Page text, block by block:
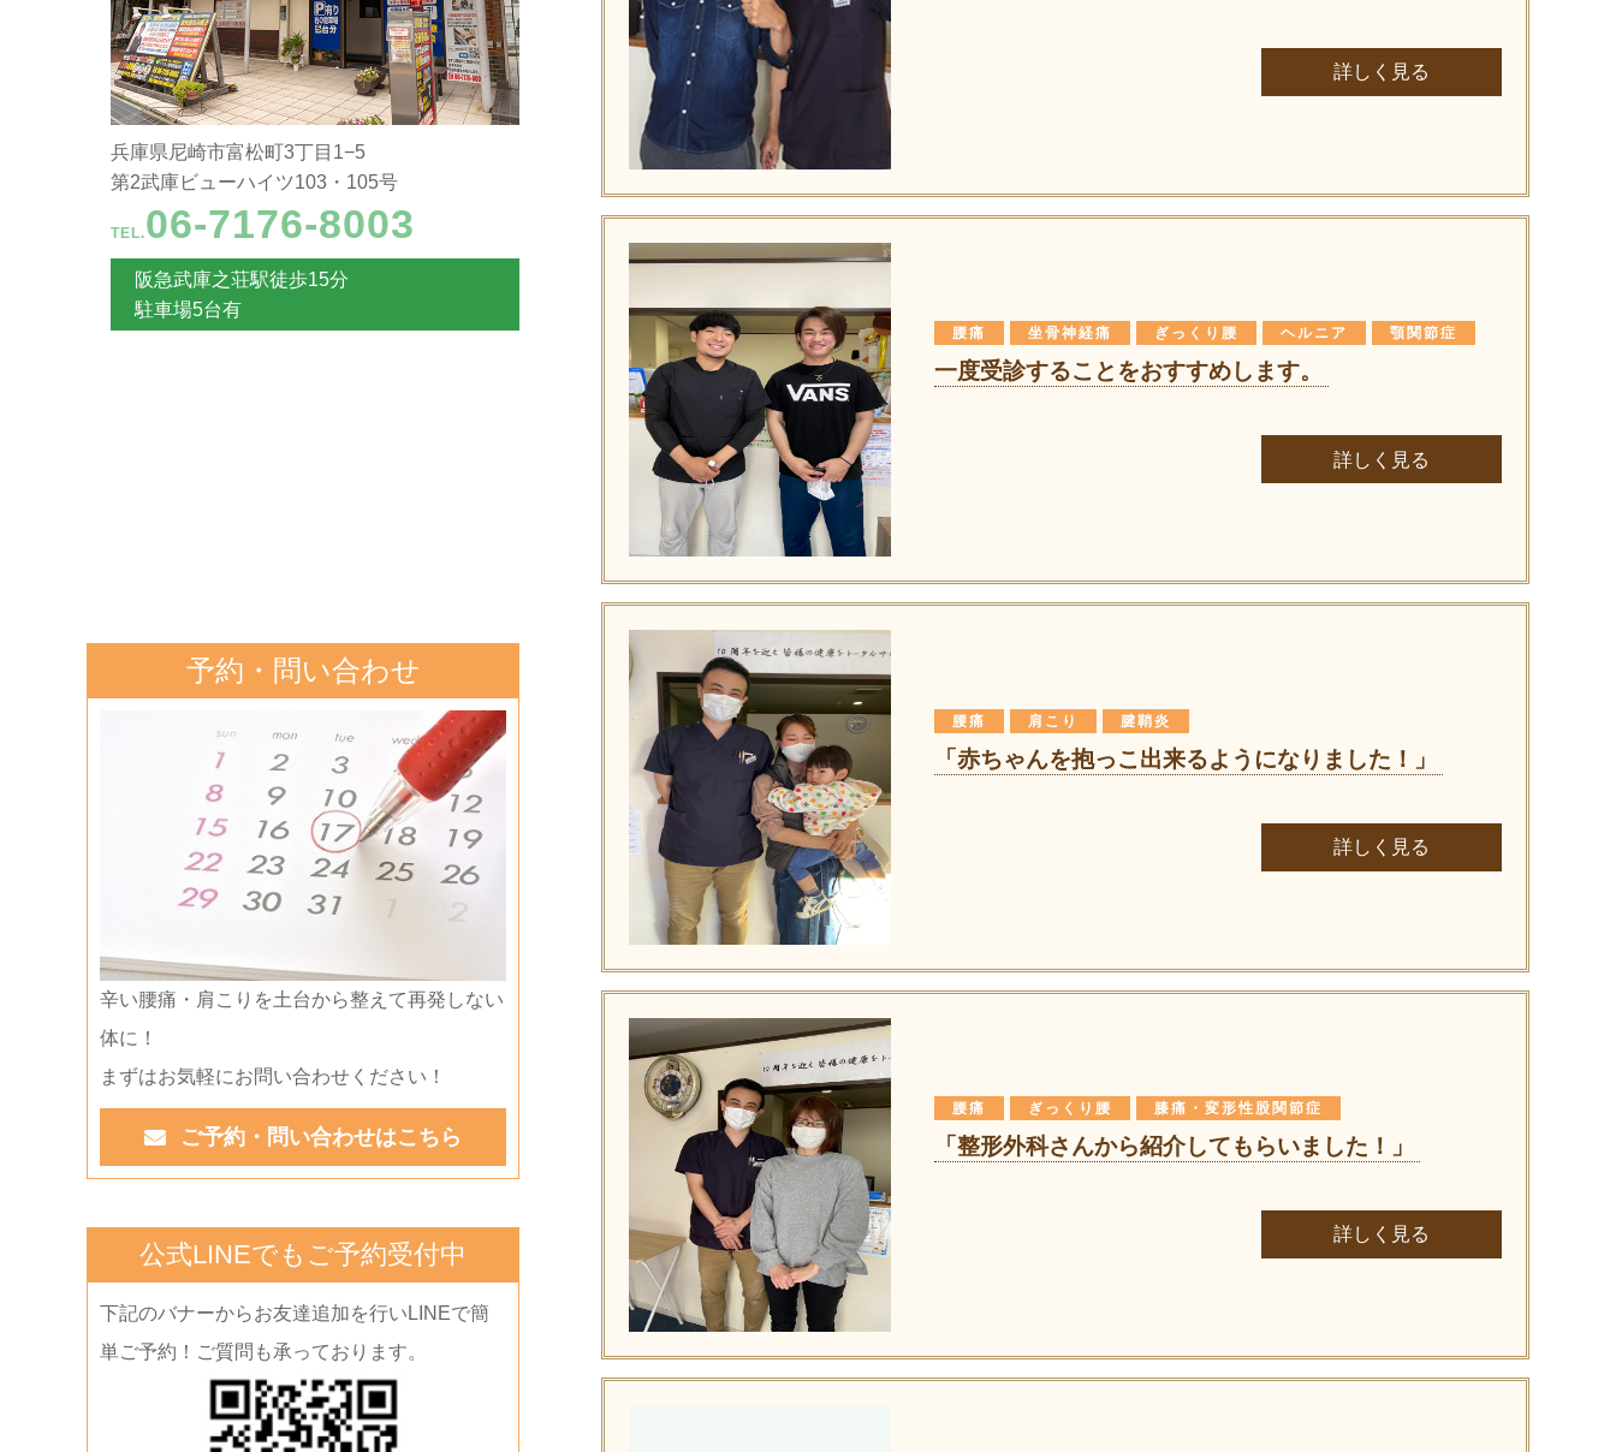
詳しく見る
腰痛 坐骨神経痛 ぎっくり腰 ヘルニア 顎関節症
一度受診することをおすすめします。
詳しく見る
腰痛 肩こり 腱鞘炎
「赤ちゃんを抱っこ出来るようになりました！」
詳しく見る
腰痛 ぎっくり腰 膝痛・変形性股関節症
「整形外科さんから紹介してもらいました！」
詳しく見る
兵庫県尼崎市富松町3丁目1−5
第2武庫ビューハイツ103・105号
TEL.06-7176-8003
阪急武庫之荘駅徒歩15分
駐車場5台有
予約・問い合わせ
辛い腰痛・肩こりを土台から整えて再発しない
体に！
まずはお気軽にお問い合わせください！
ご予約・問い合わせはこちら
公式LINEでもご予約受付中
下記のバナーからお友達追加を行いLINEで簡
単ご予約！ご質問も承っております。